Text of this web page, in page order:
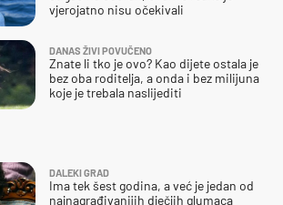
vjerojatno nisu očekivali
DANAS ŽIVI POVUČENO
Znate li tko je ovo? Kao dijete ostala je
bez oba roditelja, a onda i bez milijuna
koje je trebala naslijediti
DALEKI GRAD
Ima tek šest godina, a već je jedan od
najnagrađivanijih dječjih glumaca